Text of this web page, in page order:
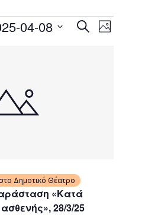
Events
SearchEvent
Views
Photo
04-08
«Κατά
28/3/25
Δημοτικό Θέατρο